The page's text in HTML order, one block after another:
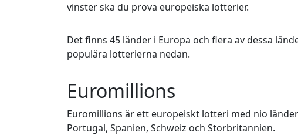
vinster ska du prova europeiska lotterier.
Det finns 45 länder i Europa och flera av dessa
populära lotterierna nedan.
Euromillions
Euromillions är ett europeiskt lotteri med nio
Portugal, Spanien, Schweiz och Storbritannien.